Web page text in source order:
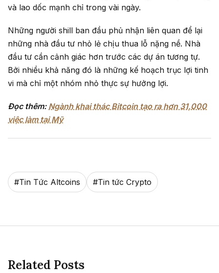
và lao dốc mạnh chỉ trong vài ngày.
Những người shill ban đầu phủ nhận liên quan để lại
những nhà đầu tư nhỏ lẻ chịu thua lỗ nặng nề. Nhà
đầu tư cần cảnh giác hơn trước các dự án tương tự.
Bởi nhiều khả năng đó là những kế hoạch trục lợi tinh
vi mà chỉ một nhóm nhỏ thực sự hưởng lợi.
Đọc thêm: Ngành khai thác Bitcoin tạo ra hơn 31,000
việc làm tại Mỹ
#Tin Tức Altcoins #Tin tức Crypto
Related Posts